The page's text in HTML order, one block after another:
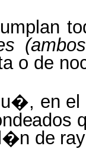
o de
en
de